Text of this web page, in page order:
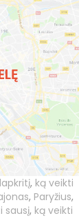
, ką veikti
, Paryžius,
sausį, ką veikti